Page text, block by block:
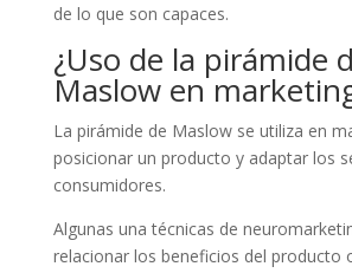
de lo que son capaces.
¿Uso de la pirámide
Maslow en
La pirámide de Maslow se utiliza en
posicionar un producto y adaptar los
consumidores.
Algunas una técnicas de
relacionar los beneficios del producto